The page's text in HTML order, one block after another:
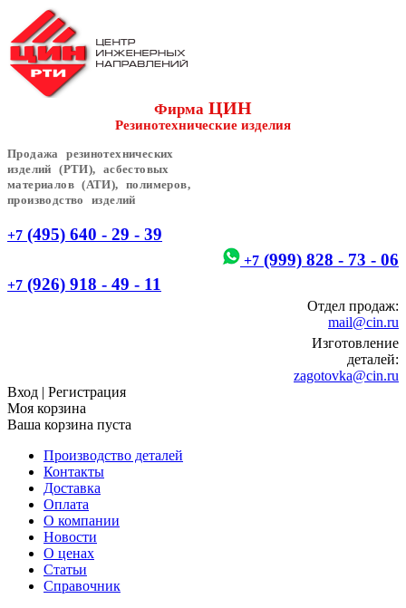
Фирма ЦИН
Резинотехнические изделия
Продажа резинотехнических
изделий (РТИ), асбестовых
материалов (АТИ), полимеров,
производство изделий
+7 (495) 640 - 29 - 39
+7 (999) 828 - 73 - 06
+7 (926) 918 - 49 - 11
Отдел продаж:
mail@cin.ru
Изготовление
деталей:
zagotovka@cin.ru
Вход | Регистрация
Моя корзина
Ваша корзина пуста
Производство деталей
Контакты
Доставка
Оплата
О компании
Новости
О ценах
Статьи
Справочник